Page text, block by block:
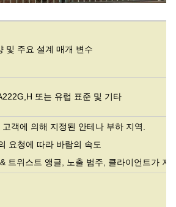
및 주요 설계 매개 변수
또는 유럽 표준 및 기타
고객에 의해 지정된 안테나 부하 지역.
요청에 따라 바람의 속도
트위스트 앵글, 노출 범주, 클라이언트가 지